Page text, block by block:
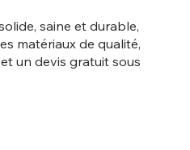
saine et durable,
matériaux de qualité,
un devis gratuit sous